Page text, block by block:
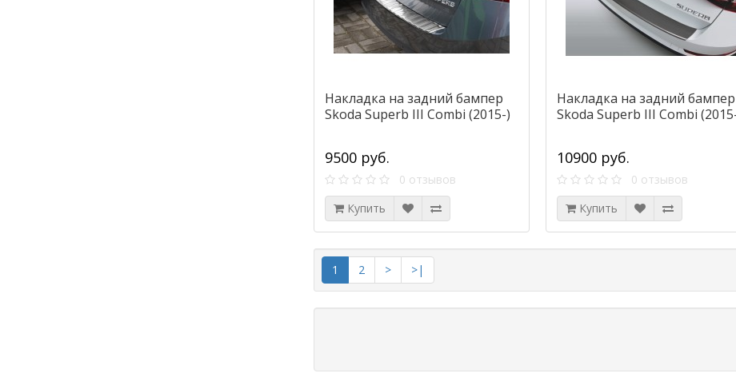
Накладка на задний бампер
Skoda Superb III Combi (2015-)
9500 руб.
0 отзывов
Купить
Накладка на задний бампер
Skoda Superb III Combi
10900 руб.
0 отзывов
Купить
1 2 > >|